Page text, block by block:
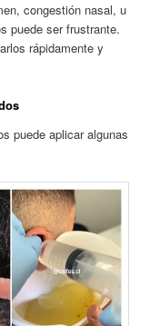
congestión nasal, u
puede ser frustrante.
rápidamente y
puede aplicar algunas